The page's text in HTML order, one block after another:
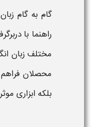
گام به گام
راهنما با
مختلف زبان
محصلان فراهم
بلکه ابزاری